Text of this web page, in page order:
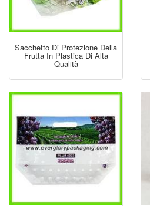
Sacchetto Di Protezione Della
Frutta In Plastica Di Alta
Qualità